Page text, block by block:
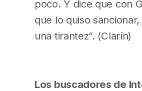
poco. Y dice que con
que lo quiso sancionar,
una tirantez”. (Clarín)
Los buscadores de